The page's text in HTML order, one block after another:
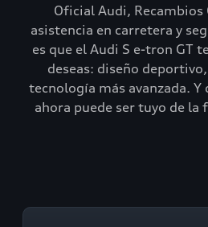
Oficial Audi,
asistencia en carretera y
es que el Audi S e-tron GT
deseas: diseño
tecnología más avanzada.
ahora puede ser tuyo de la